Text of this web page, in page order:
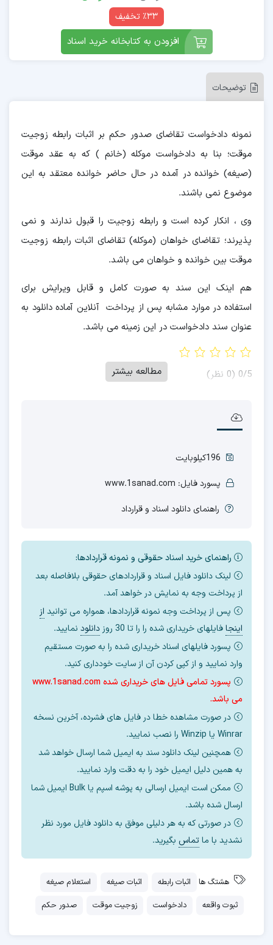
٪33 تخفیف
افزودن به کتابخانه خرید اسناد
توضیحات
نمونه دادخواست تقاضای صدور حکم بر اثبات رابطه زوجیت
موقت؛ بنا به دادخواست موکله (خانم ) که به عقد موقت
(صیغه) خوانده در آمده در حال حاضر خوانده معتقد به این
موضوع نمی باشند.
وی ، انکار کرده است و رابطه زوجیت را قبول ندارند و نمی
پذیرند؛ تقاضای خواهان (موکله) تقاضای اثبات رابطه زوجیت
موقت بین خوانده و خواهان می باشد.
هم اینک این سند به صورت کامل و قابل ویرایش برای
استفاده در موارد مشابه پس از پرداخت آنلاین آماده دانلود به
عنوان سند دادخواست در این زمینه می باشد.
‫0/5 ‫(0 نظر) مطالعه بیشتر
196کیلوبایت
پسورد فایل: www.1sanad.com
راهنمای دانلود اسناد و قرارداد
راهنمای خرید اسناد حقوقی و نمونه قراردادها:
لینک دانلود فایل اسناد و قراردادهای حقوقی بلافاصله بعد
از پرداخت وجه به نمایش در خواهد آمد.
پس از پرداخت وجه نمونه قراردادها، همواره می توانید از
اینجافایلهای خریداری شده را را تا 30 روز دانلود نمایید.
پسورد فایلهای اسناد خریداری شده را به صورت مستقیم
وارد نمایید و از کپی کردن آن از سایت خودداری کنید.
پسورد تمامی فایل های خریداری شده www.1sanad.com
می باشد.
در صورت مشاهده خطا در فایل های فشرده، آخرین نسخه
Winrar یا Winzip را نصب نمایید.
همچنین لینک دانلود سند به ایمیل شما ارسال خواهد شد
به همین دلیل ایمیل خود را به دقت وارد نمایید.
ممکن است ایمیل ارسالی به پوشه اسپم یا Bulk ایمیل شما
ارسال شده باشد.
در صورتی که به هر دلیلی موفق به دانلود فایل مورد نظر
نشدید با ماتماس بگیرید.
هشتگ ها اثبات رابطه اثبات صیغه
استعلام صیغه
ثبوت واقعه
دادخواست زوجیت موقت صدور حکم